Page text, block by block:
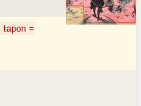
tapon =